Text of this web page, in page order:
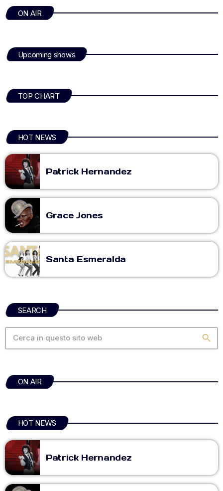
ON AIR
Upcoming shows
TOP CHART
HOT NEWS
Patrick Hernandez
Grace Jones
Santa Esmeralda
SEARCH
search
ON AIR
HOT NEWS
Patrick Hernandez